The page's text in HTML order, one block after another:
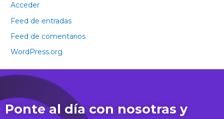
Acceder
Feed de entradas
Feed de comentarios
WordPress.org
Ponte al día con nosotras y